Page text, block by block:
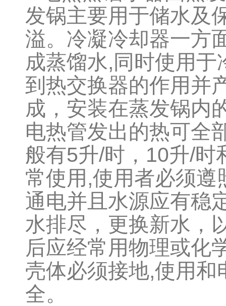
发锅主要用于储水及
溢。冷凝冷却器一方
成蒸馏水,同时使用于
到热交换器的作用并
成，安装在蒸发锅内
电热管发出的热可全
般有5升/时， 10升/时
常使用 ,使用者必须遵
通电并且水源应有稳
水排尽，更换新水，
后应经常用物理或化
壳体必须接地,使用和
全。